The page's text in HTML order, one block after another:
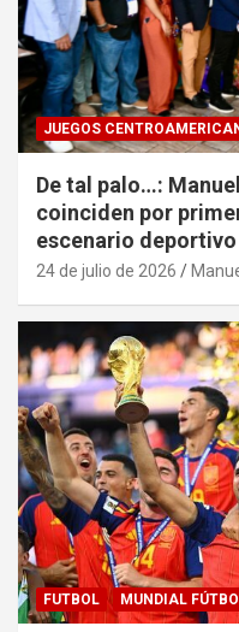
JUEGOS
De tal palo…:
coinciden por
escenario
24 de julio de 2026
FUTBOL MUNDIAL